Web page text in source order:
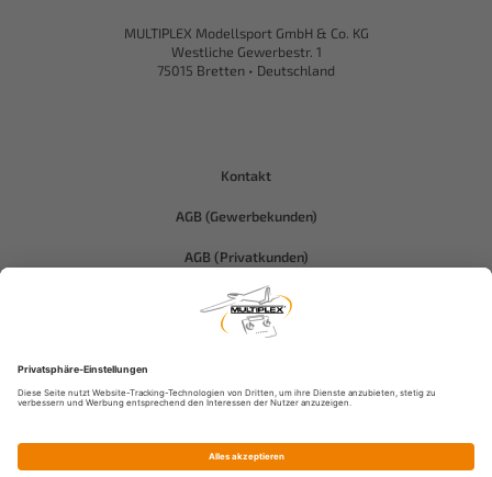
MULTIPLEX Modellsport GmbH & Co. KG
Westliche Gewerbestr. 1
75015 Bretten • Deutschland
Kontakt
AGB (Gewerbekunden)
AGB (Privatkunden)
Datenschutz
Compliance-Hitec